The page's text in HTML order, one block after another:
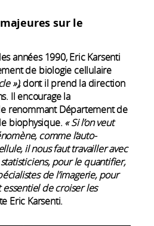
sur le
années 1990, Eric Karsenti
de biologie cellulaire
»),dont il prend la direction
Il encourage la
renommant Département de
biophysique. « Si l’on veut
comme l’auto-
il nous faut travailler avec
pour le quantifier,
de l’imagerie, pour
essentiel de croiser les
Eric Karsenti.